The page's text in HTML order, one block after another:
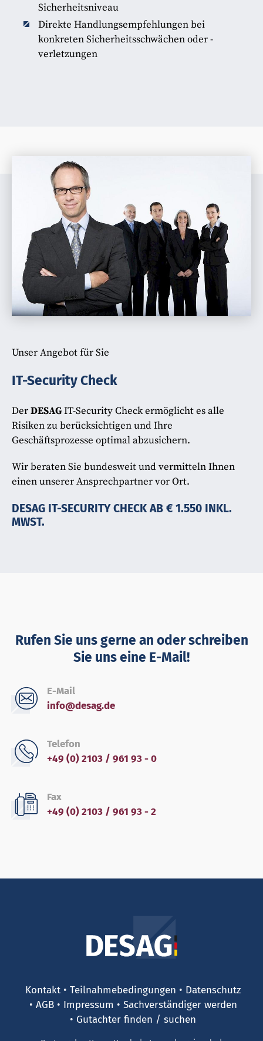
Sicherheitsniveau
Direkte Handlungsempfehlungen bei
konkreten Sicherheitsschwächen oder -
verletzungen
Unser Angebot für Sie
IT-Security Check
DerDESAGIT-Security Check ermöglicht es alle
Risiken zu berücksichtigen und Ihre
Geschäftsprozesse optimal abzusichern.
Wir beraten Sie bundesweit und vermitteln Ihnen
einen unserer Ansprechpartner vor Ort.
DESAG IT-SECURITY CHECK AB € 1.550 INKL.
MWST.
Rufen Sie uns gerne an oder schreiben
Sie uns eine E-Mail!
E-Mail
info@desag.de
Telefon
+49 (0) 2103 / 961 93 - 0
Fax
+49 (0) 2103 / 961 93 - 2
Kontakt Teilnahmebedingungen
Datenschutz
AGB
Impressum
Sachverständiger werden
Gutachter finden / suchen